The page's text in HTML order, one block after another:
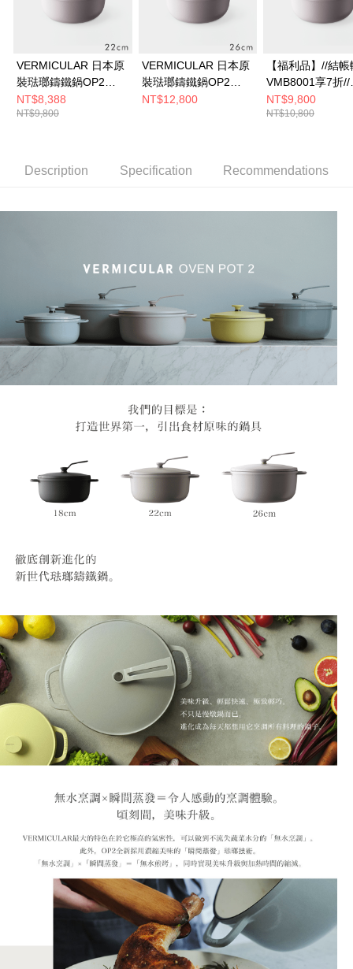
VERMICULAR 日本原
裝琺瑯鑄鐵鍋OP2
22cm (雲彩粉)
NT$8,388
NT$9,800
VERMICULAR 日本原
裝琺瑯鑄鐵鍋OP2
26cm (雲彩粉)
NT$12,800
【福利品】//結
VMB8001享7折//
Vermicular 日本
瑯鑄鐵鍋 OP2
NT$9,800
NT$10,800
Description Specification Recommendations